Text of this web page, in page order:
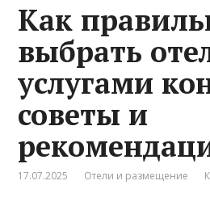
Как
выбрать
услугами
советы и
17.07.2025 Отели и размещение